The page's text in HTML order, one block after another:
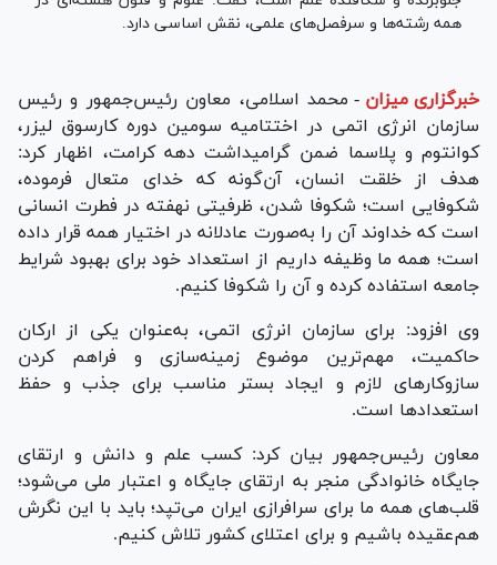
همه رشته‌ها و سرفصل‌های علمی، نقش اساسی دارد.
خبرگزاری میزان - محمد اسلامی، معاون رئیس‌جمهور و رئیس
سازمان انرژی اتمی در اختتامیه سومین دوره کارسوق لیزر،
کوانتوم و پلاسما ضمن گرامیداشت دهه کرامت، اظهار کرد:
هدف از خلقت انسان، آن‌گونه که خدای متعال فرموده،
شکوفایی است؛ شکوفا شدن، ظرفیتی نهفته در فطرت انسانی
است که خداوند آن را به‌صورت عادلانه در اختیار همه قرار داده
است؛ همه ما وظیفه داریم از استعداد خود برای بهبود شرایط
جامعه استفاده کرده و آن را شکوفا کنیم.
وی افزود: برای سازمان انرژی اتمی، به‌عنوان یکی از ارکان
حاکمیت، مهم‌ترین موضوع زمینه‌سازی و فراهم کردن
سازوکار‌های لازم و ایجاد بستر مناسب برای جذب و حفظ
استعداد‌ها است.
معاون رئیس‌جمهور بیان کرد: کسب علم و دانش و ارتقای
جایگاه خانوادگی منجر به ارتقای جایگاه و اعتبار ملی می‌شود؛
قلب‌های همه ما برای سرافرازی ایران می‌تپد؛ باید با این نگرش
هم‌عقیده باشیم و برای اعتلای کشور تلاش کنیم.